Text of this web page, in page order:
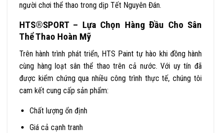
người chơi thể thao trong dịp Tết Nguyên Đán.
HTS®SPORT – Lựa Chọn Hàng Đầu Cho Sân
Thể Thao Hoàn Mỹ
Trên hành trình phát triển, HTS Paint tự hào khi đồng hành
cùng hàng loạt sân thể thao trên cả nước. Với uy tín đã
được kiểm chứng qua nhiều công trình thực tế, chúng tôi
cam kết cung cấp sản phẩm:
Chất lượng ổn định
Giá cả cạnh tranh